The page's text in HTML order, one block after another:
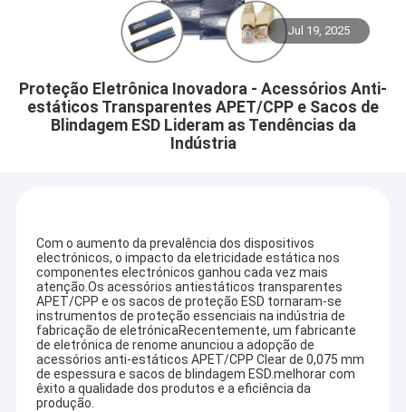
Jul 19, 2025
Proteção Eletrônica Inovadora - Acessórios Anti-
estáticos Transparentes APET/CPP e Sacos de
Blindagem ESD Lideram as Tendências da
Indústria
Com o aumento da prevalência dos dispositivos
electrónicos, o impacto da eletricidade estática nos
componentes electrónicos ganhou cada vez mais
atenção.Os acessórios antiestáticos transparentes
APET/CPP e os sacos de proteção ESD tornaram-se
instrumentos de proteção essenciais na indústria de
fabricação de eletrónicaRecentemente, um fabricante
de eletrónica de renome anunciou a adopção de
acessórios anti-estáticos APET/CPP Clear de 0,075 mm
de espessura e sacos de blindagem ESD.melhorar com
êxito a qualidade dos produtos e a eficiência da
produção.